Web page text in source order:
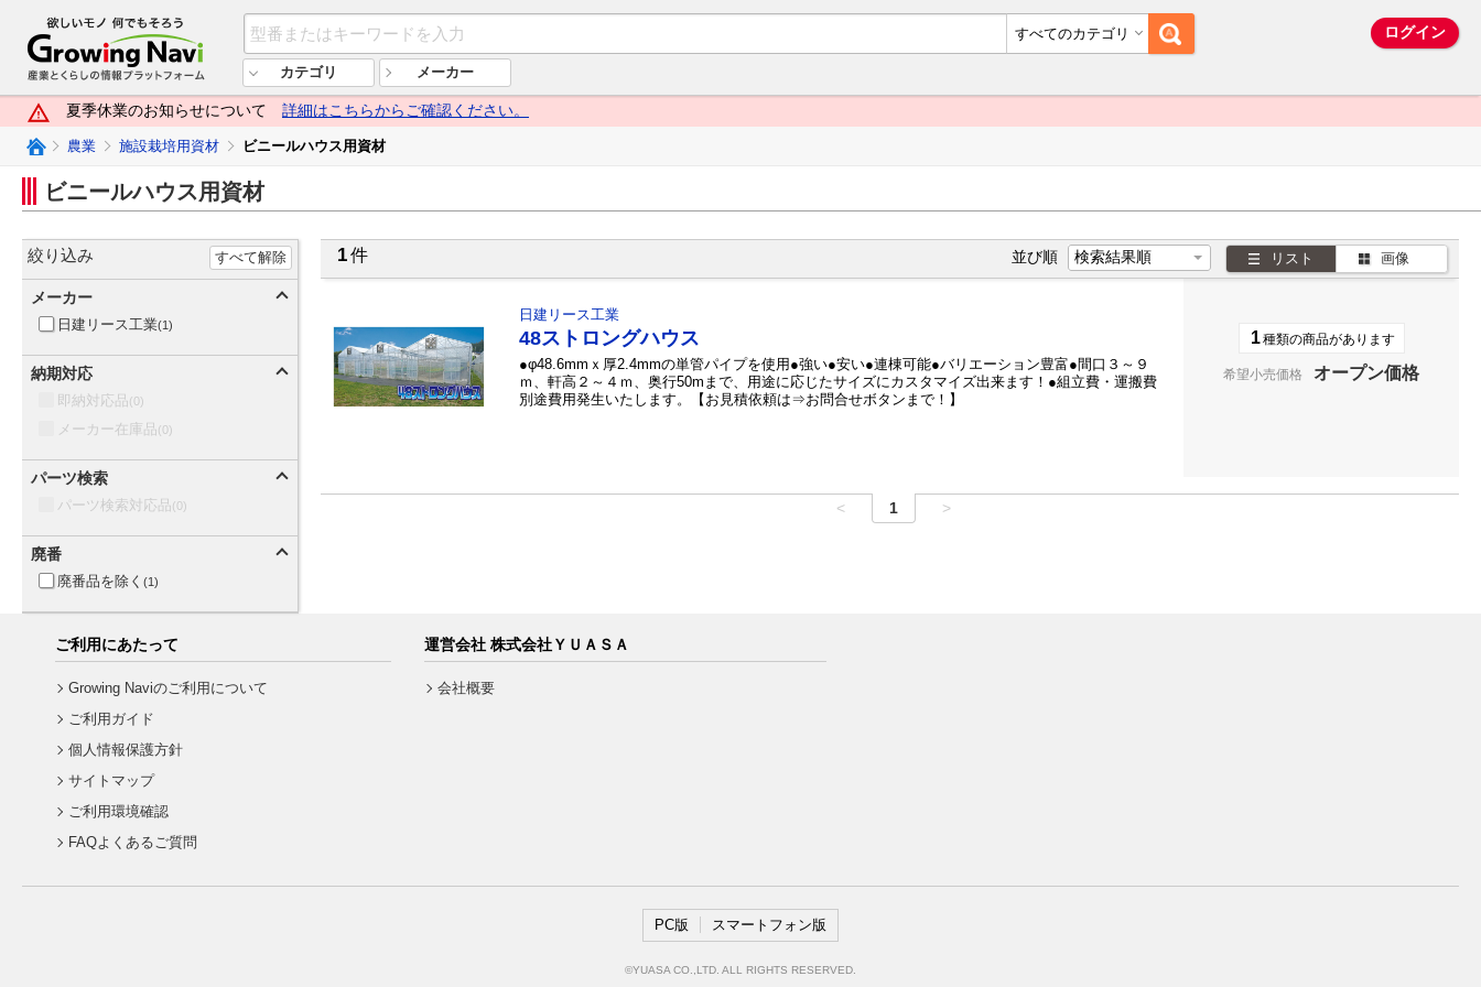
欲しいモノ 何でもそろう Growing Navi（グローイングナビ） 産業とくらしの情報プラットフォーム すべてのカテゴリ ログイン
カテゴリ メーカー
夏季休業のお知らせについて 詳細はこちらからご確認ください。
Growing Naviトップ
農業 施設栽培用資材 ビニールハウス用資材
ビニールハウス用資材
1件 並び順 リスト 画像
日建リース工業
48ストロングハウス
●φ48.6mmｘ厚2.4mmの単管パイプを使用●強い●安い●連棟可能●バリエーション豊富●間口３～９
ｍ、軒高２～４ｍ、奥行50mまで、用途に応じたサイズにカスタマイズ出来ます！●組立費・運搬費
別途費用発生いたします。【お見積依頼は⇒お問合せボタンまで！】
1種類の商品があります
希望小売価格 オープン価格
< 1 >
絞り込み すべて解除
メーカー
日建リース工業(1)
納期対応
即納対応品(0)
メーカー在庫品(0)
パーツ検索
パーツ検索対応品(0)
廃番
廃番品を除く (1)
ご利用にあたって
Growing Naviのご利用について
ご利用ガイド
個人情報保護方針
サイトマップ
ご利用環境確認
FAQよくあるご質問
運営会社 株式会社ＹＵＡＳＡ
会社概要
PC版 スマートフォン版
©YUASA CO.,LTD. ALL RIGHTS RESERVED.